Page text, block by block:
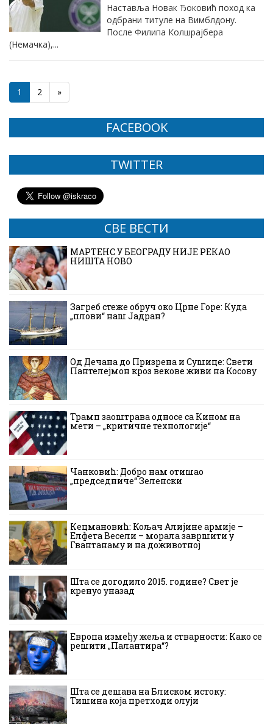
Наставља Новак Ђоковић поход ка
одбрани титуле на Вимблдону.
После Филипа Колшрајбера
(Немачка),...
1 2 »
FACEBOOK
TWITTER
СВЕ ВЕСТИ
МАРТЕНС У БЕОГРАДУ НИЈЕ РЕКАО
НИШТА НОВО
Загреб стеже обруч око Црне Горе: Куда
„плови“ наш Јадран?
Од Дечана до Призрена и Сушице: Свети
Пантелејмон кроз векове живи на Косову
Трамп заоштрава односе са Кином на
мети – „критичне технологије“
Чанковић: Добро нам отишао
„председниче“ Зеленски
Кецмановић: Кољач Алијине армије –
Елфета Весели – морала завршити у
Гвантанаму и на доживотној
Шта се догодило 2015. године? Свет је
кренуо уназад
Европа између жеља и стварности: Како се
решити „Палантира“?
Шта се дешава на Блиском истоку:
Тишина која претходи олуји